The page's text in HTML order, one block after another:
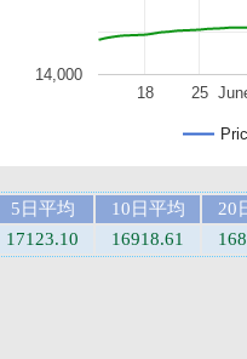
18 25
14,000
5日平均 10日平均
20
17123.10
16918.61